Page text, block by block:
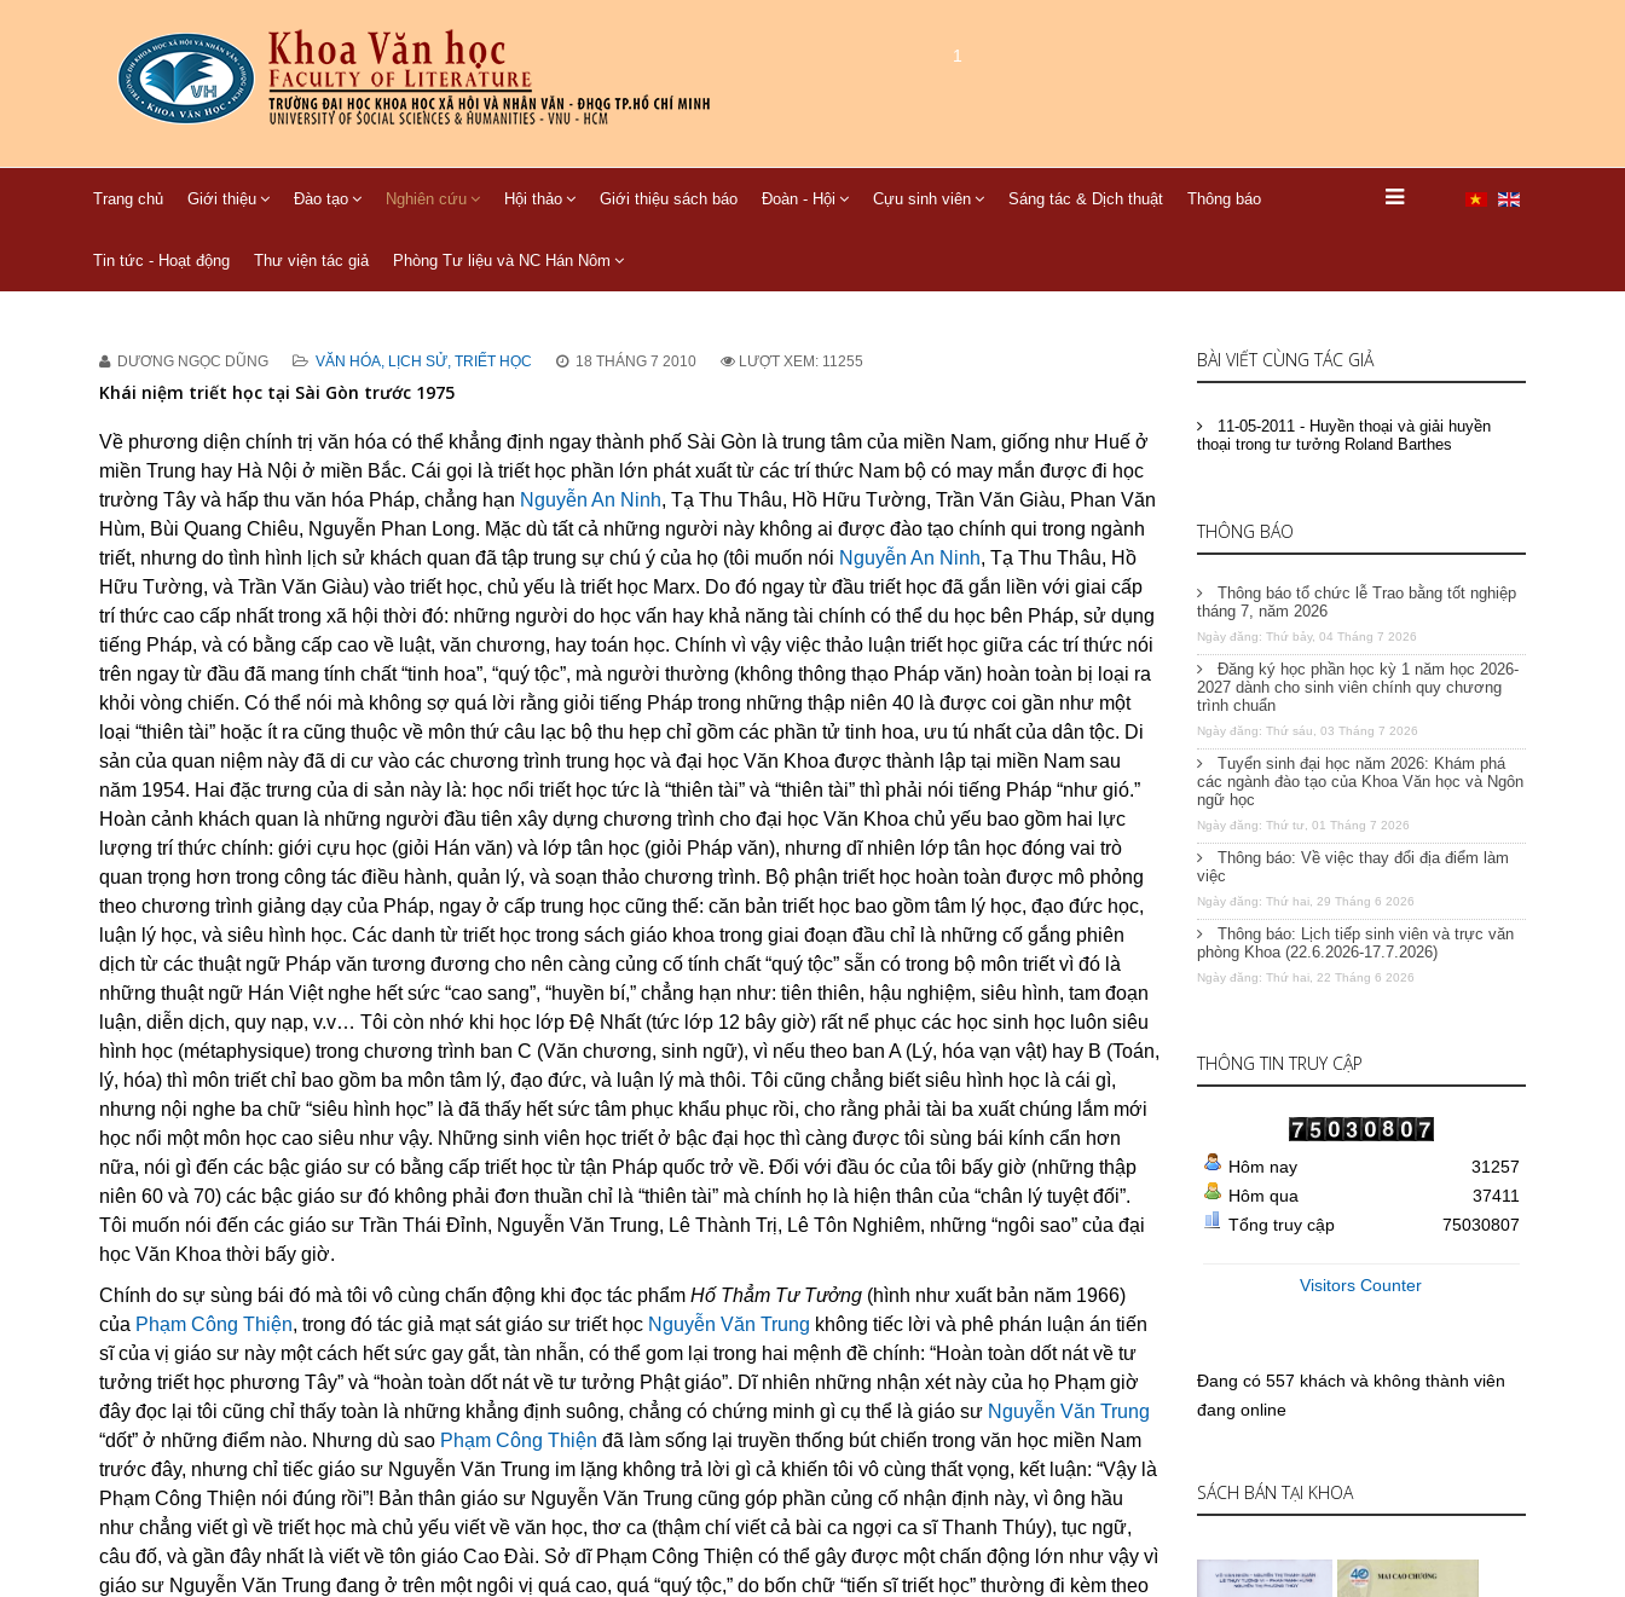
1
Trang chủ Giới thiệu Đào tạo Nghiên cứu Hội thảo Giới thiệu sách báo Đoàn - Hội Cựu sinh viên Sáng tác & Dịch thuật Thông báo
Tin tức - Hoạt động Thư viện tác giả Phòng Tư liệu và NC Hán Nôm
DƯƠNG NGỌC DŨNG VĂN HÓA, LỊCH SỬ, TRIẾT HỌC 18 THÁNG 7 2010 LƯỢT XEM: 11255
Khái niệm triết học tại Sài Gòn trước 1975
Về phương diện chính trị văn hóa có thể khẳng định ngay thành phố Sài Gòn là trung tâm của miền Nam, giống như Huế ở
miền Trung hay Hà Nội ở miền Bắc. Cái gọi là triết học phần lớn phát xuất từ các trí thức Nam bộ có may mắn được đi học
trường Tây và hấp thu văn hóa Pháp, chẳng hạn Nguyễn An Ninh, Tạ Thu Thâu, Hồ Hữu Tường, Trần Văn Giàu, Phan Văn
Hùm, Bùi Quang Chiêu, Nguyễn Phan Long. Mặc dù tất cả những người này không ai được đào tạo chính qui trong ngành
triết, nhưng do tình hình lịch sử khách quan đã tập trung sự chú ý của họ (tôi muốn nói Nguyễn An Ninh, Tạ Thu Thâu, Hồ
Hữu Tường, và Trần Văn Giàu) vào triết học, chủ yếu là triết học Marx. Do đó ngay từ đầu triết học đã gắn liền với giai cấp
trí thức cao cấp nhất trong xã hội thời đó: những người do học vấn hay khả năng tài chính có thể du học bên Pháp, sử dụng
tiếng Pháp, và có bằng cấp cao về luật, văn chương, hay toán học. Chính vì vậy việc thảo luận triết học giữa các trí thức nói
trên ngay từ đầu đã mang tính chất “tinh hoa”, “quý tộc”, mà người thường (không thông thạo Pháp văn) hoàn toàn bị loại ra
khỏi vòng chiến. Có thể nói mà không sợ quá lời rằng giỏi tiếng Pháp trong những thập niên 40 là được coi gần như một
loại “thiên tài” hoặc ít ra cũng thuộc về môn thứ câu lạc bộ thu hẹp chỉ gồm các phần tử tinh hoa, ưu tú nhất của dân tộc. Di
sản của quan niệm này đã di cư vào các chương trình trung học và đại học Văn Khoa được thành lập tại miền Nam sau
năm 1954. Hai đặc trưng của di sản này là: học nổi triết học tức là “thiên tài” và “thiên tài” thì phải nói tiếng Pháp “như gió.”
Hoàn cảnh khách quan là những người đầu tiên xây dựng chương trình cho đại học Văn Khoa chủ yếu bao gồm hai lực
lượng trí thức chính: giới cựu học (giỏi Hán văn) và lớp tân học (giỏi Pháp văn), nhưng dĩ nhiên lớp tân học đóng vai trò
quan trọng hơn trong công tác điều hành, quản lý, và soạn thảo chương trình. Bộ phận triết học hoàn toàn được mô phỏng
theo chương trình giảng dạy của Pháp, ngay ở cấp trung học cũng thế: căn bản triết học bao gồm tâm lý học, đạo đức học,
luận lý học, và siêu hình học. Các danh từ triết học trong sách giáo khoa trong giai đoạn đầu chỉ là những cố gắng phiên
dịch từ các thuật ngữ Pháp văn tương đương cho nên càng củng cố tính chất “quý tộc” sẵn có trong bộ môn triết vì đó là
những thuật ngữ Hán Việt nghe hết sức “cao sang”, “huyền bí,” chẳng hạn như: tiên thiên, hậu nghiệm, siêu hình, tam đoạn
luận, diễn dịch, quy nạp, v.v… Tôi còn nhớ khi học lớp Đệ Nhất (tức lớp 12 bây giờ) rất nể phục các học sinh học luôn siêu
hình học (métaphysique) trong chương trình ban C (Văn chương, sinh ngữ), vì nếu theo ban A (Lý, hóa vạn vật) hay B (Toán,
lý, hóa) thì môn triết chỉ bao gồm ba môn tâm lý, đạo đức, và luận lý mà thôi. Tôi cũng chẳng biết siêu hình học là cái gì,
nhưng nội nghe ba chữ “siêu hình học” là đã thấy hết sức tâm phục khẩu phục rồi, cho rằng phải tài ba xuất chúng lắm mới
học nổi một môn học cao siêu như vậy. Những sinh viên học triết ở bậc đại học thì càng được tôi sùng bái kính cẩn hơn
nữa, nói gì đến các bậc giáo sư có bằng cấp triết học từ tận Pháp quốc trở về. Đối với đầu óc của tôi bấy giờ (những thập
niên 60 và 70) các bậc giáo sư đó không phải đơn thuần chỉ là “thiên tài” mà chính họ là hiện thân của “chân lý tuyệt đối”.
Tôi muốn nói đến các giáo sư Trần Thái Đỉnh, Nguyễn Văn Trung, Lê Thành Trị, Lê Tôn Nghiêm, những “ngôi sao” của đại
học Văn Khoa thời bấy giờ.
Chính do sự sùng bái đó mà tôi vô cùng chấn động khi đọc tác phẩm Hố Thẳm Tư Tưởng (hình như xuất bản năm 1966)
của Phạm Công Thiện, trong đó tác giả mạt sát giáo sư triết học Nguyễn Văn Trung không tiếc lời và phê phán luận án tiến
sĩ của vị giáo sư này một cách hết sức gay gắt, tàn nhẫn, có thể gom lại trong hai mệnh đề chính: “Hoàn toàn dốt nát về tư
tưởng triết học phương Tây” và “hoàn toàn dốt nát về tư tưởng Phật giáo”. Dĩ nhiên những nhận xét này của họ Phạm giờ
đây đọc lại tôi cũng chỉ thấy toàn là những khẳng định suông, chẳng có chứng minh gì cụ thể là giáo sư Nguyễn Văn Trung
“dốt” ở những điểm nào. Nhưng dù sao Phạm Công Thiện đã làm sống lại truyền thống bút chiến trong văn học miền Nam
trước đây, nhưng chỉ tiếc giáo sư Nguyễn Văn Trung im lặng không trả lời gì cả khiến tôi vô cùng thất vọng, kết luận: “Vậy là
Phạm Công Thiện nói đúng rồi”! Bản thân giáo sư Nguyễn Văn Trung cũng góp phần củng cố nhận định này, vì ông hầu
như chẳng viết gì về triết học mà chủ yếu viết về văn học, thơ ca (thậm chí viết cả bài ca ngợi ca sĩ Thanh Thúy), tục ngữ,
câu đố, và gần đây nhất là viết về tôn giáo Cao Đài. Sở dĩ Phạm Công Thiện có thể gây được một chấn động lớn như vậy vì
giáo sư Nguyễn Văn Trung đang ở trên một ngôi vị quá cao, quá “quý tộc,” do bốn chữ “tiến sĩ triết học” thường đi kèm theo
BÀI VIẾT CÙNG TÁC GIẢ
11-05-2011 - Huyền thoại và giải huyền
thoại trong tư tưởng Roland Barthes
THÔNG BÁO
Thông báo tổ chức lễ Trao bằng tốt nghiệp
tháng 7, năm 2026
Ngày đăng: Thứ bảy, 04 Tháng 7 2026
Đăng ký học phần học kỳ 1 năm học 2026-
2027 dành cho sinh viên chính quy chương
trình chuẩn
Ngày đăng: Thứ sáu, 03 Tháng 7 2026
Tuyển sinh đại học năm 2026: Khám phá
các ngành đào tạo của Khoa Văn học và Ngôn
ngữ học
Ngày đăng: Thứ tư, 01 Tháng 7 2026
Thông báo: Về việc thay đổi địa điểm làm
việc
Ngày đăng: Thứ hai, 29 Tháng 6 2026
Thông báo: Lịch tiếp sinh viên và trực văn
phòng Khoa (22.6.2026-17.7.2026)
Ngày đăng: Thứ hai, 22 Tháng 6 2026
THÔNG TIN TRUY CẬP
Hôm nay
Hôm qua
Tổng truy cập
31257
37411
75030807
Visitors Counter
Đang có 557 khách và không thành viên
đang online
SÁCH BÁN TẠI KHOA